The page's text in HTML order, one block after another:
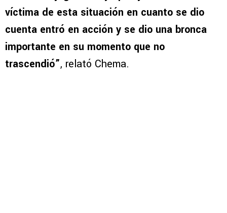
víctima de esta situación en cuanto se dio
cuenta entró en acción y se dio una bronca
importante en su momento que no
trascendió”, relató Chema.